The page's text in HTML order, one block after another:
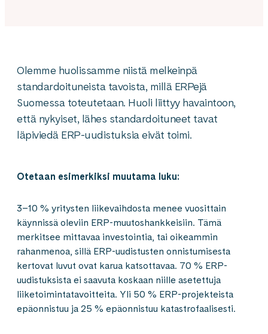
Olemme huolissamme niistä melkeinpä
standardoituneista tavoista, millä ERPejä
Suomessa toteutetaan. Huoli liittyy havaintoon,
että nykyiset, lähes standardoituneet tavat
läpiviedä ERP-uudistuksia eivät toimi.
Otetaan esimerkiksi muutama luku:
3–10 % yritysten liikevaihdosta menee vuosittain
käynnissä oleviin ERP-muutoshankkeisiin. Tämä
merkitsee mittavaa investointia, tai oikeammin
rahanmenoa, sillä ERP-uudistusten onnistumisesta
kertovat luvut ovat karua katsottavaa. 70 % ERP-
uudistuksista ei saavuta koskaan niille asetettuja
liiketoimintatavoitteita. Yli 50 % ERP-projekteista
epäonnistuu ja 25 % epäonnistuu katastrofaalisesti.